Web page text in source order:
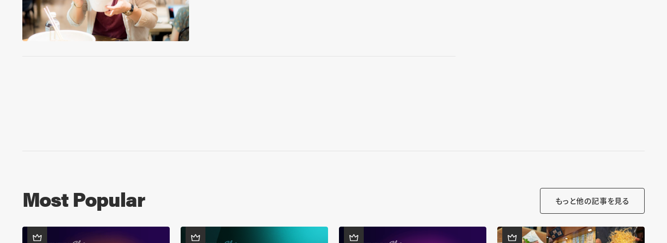
Most Popular もっと他の記事を見る